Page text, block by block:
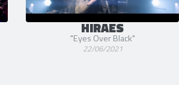
HIRAES
"Eyes Over Black"
22/06/2021